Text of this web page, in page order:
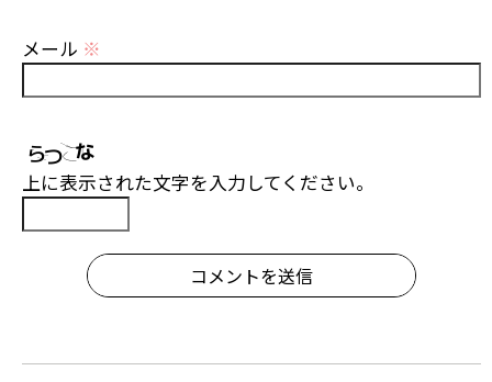
メール ※
上に表示された文字を入力してください。
コメントを送信